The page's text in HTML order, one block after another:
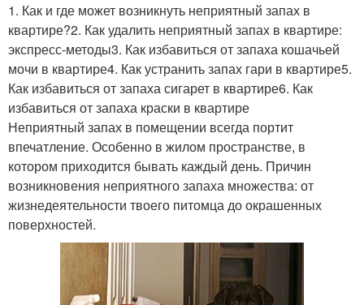
1. Как и где может возникнуть неприятный запах в
квартире?2. Как удалить неприятный запах в квартире:
экспресс-методы3. Как избавиться от запаха кошачьей
мочи в квартире4. Как устранить запах гари в квартире5.
Как избавиться от запаха сигарет в квартире6. Как
избавиться от запаха краски в квартире
Неприятный запах в помещении всегда портит
впечатление. Особенно в жилом пространстве, в
котором приходится бывать каждый день. Причин
возникновения неприятного запаха множества: от
жизнедеятельности твоего питомца до окрашенных
поверхностей.